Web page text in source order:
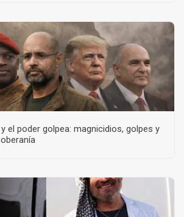
el poder golpea: magnicidios, golpes y